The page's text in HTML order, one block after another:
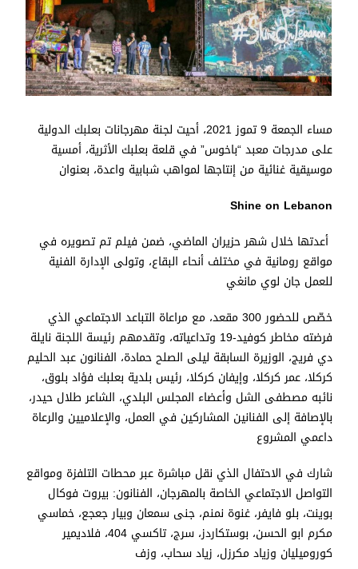
مساء الجمعة 9 تموز 2021، أحيت لجنة مهرجانات بعلبك الدولية
على مدرجات معبد “باخوس” في قلعة بعلبك الأثرية، أمسية
موسيقية غنائية من إنتاجها لمواهب شبابية واعدة، بعنوان
Shine on Lebanon
أعدتها خلال شهر حزيران الماضي، ضمن فيلم تم تصويره في
مواقع رومانية في مختلف أنحاء البقاع، وتولى الإدارة الفنية
للعمل جان لوي مانغي
خصّص للحضور 300 مقعد، مع مراعاة التباعد الاجتماعي الذي
فرضته مخاطر كوفيد-19 وتداعياته، وتقدمهم رئيسة اللجنة نايلة
دي فريج، الوزيرة السابقة ليلى الصلح حمادة، الفنانون عبد الحليم
كركلا، عمر كركلا، وإيفان كركلا، رئيس بلدية بعلبك فؤاد بلوق،
نائبه مصطفى الشل وأعضاء المجلس البلدي، الشاعر طلال حيدر،
بالإصافة إلى الفنانين المشاركين في العمل، والإعلاميين والرعاة
داعمي المشروع
شارك في الاحتفال الذي نقل مباشرة عبر محطات التلفزة ومواقع
التواصل الاجتماعي الخاصة بالمهرجان، الفنانون: بيروت فوكال
بوينت، بلو فايفر، غنوة نمنم، جنى سمعان وبيار جعجع، خماسي
مكرم ابو الحسن، بوستكاردز، سرج، تاكسي 404، فلاديمير
كوروميليان وزياد مكرزل، زياد سحاب، وزف